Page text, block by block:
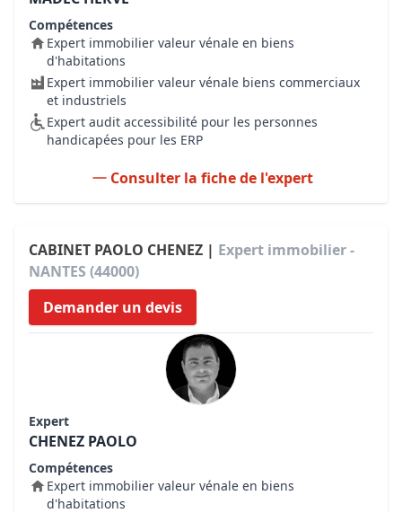
Compétences
Expert immobilier valeur vénale en biens
d'habitations
Expert immobilier valeur vénale biens commerciaux
et industriels
Expert audit accessibilité pour les personnes
handicapées pour les ERP
Consulter la fiche de l'expert
CABINET PAOLO CHENEZ | Expert immobilier -
NANTES (44000)
Demander un devis
Expert
CHENEZ PAOLO
Compétences
Expert immobilier valeur vénale en biens
d'habitations